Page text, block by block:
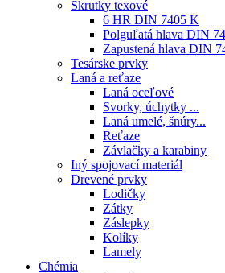
Skrutky texové
6 HR DIN 7405 K
Polguľatá hlava DIN
Zapustená hlava DIN
Tesárske prvky
Laná a reťaze
Laná oceľové
Svorky, úchytky ...
Laná umelé, šnúry...
Reťaze
Závlačky a karabiny
Iný spojovací materiál
Drevené prvky
Lodičky
Zátky
Záslepky
Kolíky
Lamely
Chémia